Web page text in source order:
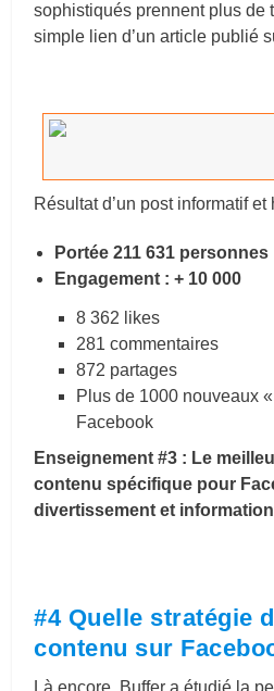
sophistiqués prennent plus de
simple lien d’un article publié
Résultat d’un post informatif et
Portée 211 631 personnes
Engagement : + 10 000
8 362 likes
281 commentaires
872 partages
Plus de 1000 nouveaux
Facebook
Enseignement #3 : Le
contenu spécifique pour
divertissement et
#4 Quelle stratégie
contenu sur